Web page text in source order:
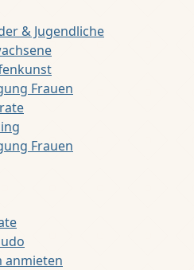
& Jugendliche
Frauen
Frauen
anmieten